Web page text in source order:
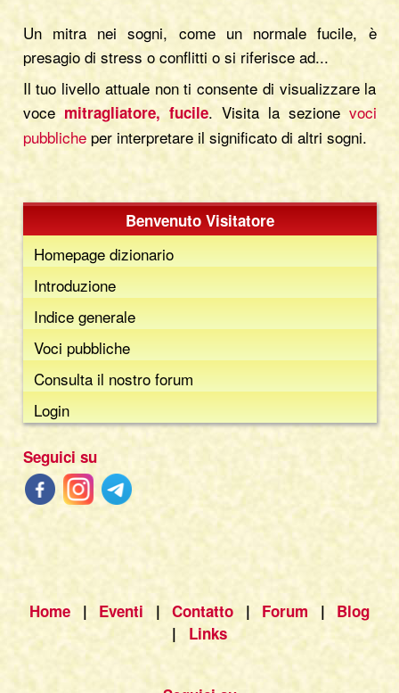
Un mitra nei sogni, come un normale fucile, è
presagio di stress o conflitti o si riferisce ad...
Il tuo livello attuale non ti consente di visualizzare la
vocemitragliatore, fucile. Visita la sezione voci
pubblicheper interpretare il significato di altri sogni.
Benvenuto Visitatore
Homepage dizionario
Introduzione
Indice generale
Voci pubbliche
Consulta il nostro forum
Login
Seguici su
Home | Eventi | Contatto | Forum |
Blog
|
Links